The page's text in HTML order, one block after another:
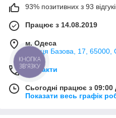
93% позитивних з 93
Працює з 14.08.2019
м. Одеса
вулиця Базова, 17, 65000,
Контакти
Сьогодні працює з 09:00
Показати весь графік
КНОПКА
ЗВ'ЯЗКУ